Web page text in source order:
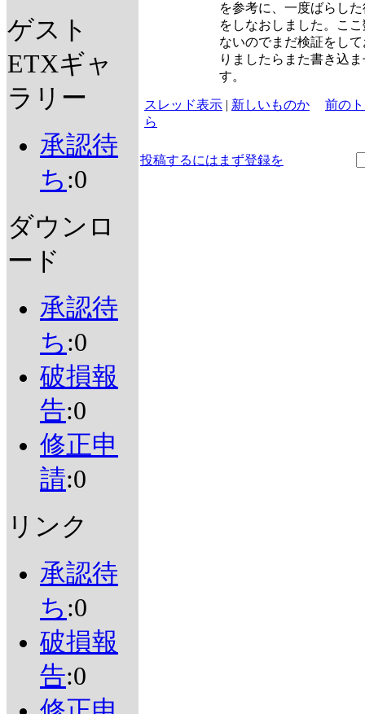
ゲスト
ETXギャ
ラリー
承認待
ち :0
ダウンロ
ード
承認待
ち :0
破損報
告:0
修正申
請:0
リンク
承認待
ち :0
破損報
告:0
を参考に、一度ばらし
をしなおしました。こ
ないのでまだ検証をし
りましたらまた書き込
す。
スレッド表示 | 新しいものか
ら
前の
投稿するにはまず登録を